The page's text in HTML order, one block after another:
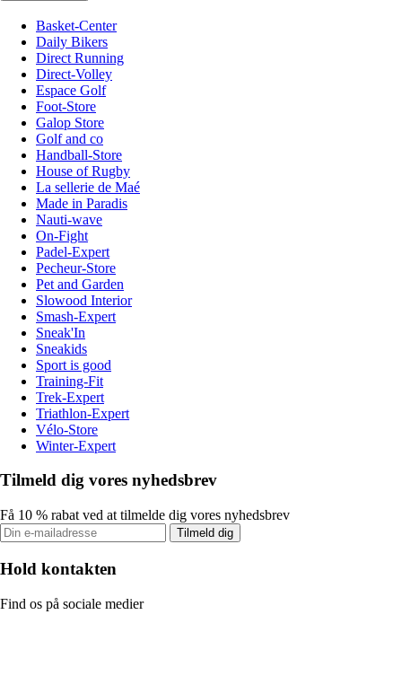
Basket-Center
Daily Bikers
Direct Running
Direct-Volley
Espace Golf
Foot-Store
Galop Store
Golf and co
Handball-Store
House of Rugby
La sellerie de Maé
Made in Paradis
Nauti-wave
On-Fight
Padel-Expert
Pecheur-Store
Pet and Garden
Slowood Interior
Smash-Expert
Sneak'In
Sneakids
Sport is good
Training-Fit
Trek-Expert
Triathlon-Expert
Vélo-Store
Winter-Expert
Tilmeld dig vores nyhedsbrev
Få 10 % rabat ved at tilmelde dig vores nyhedsbrev
Tilmeld dig
Hold kontakten
Find os på sociale medier